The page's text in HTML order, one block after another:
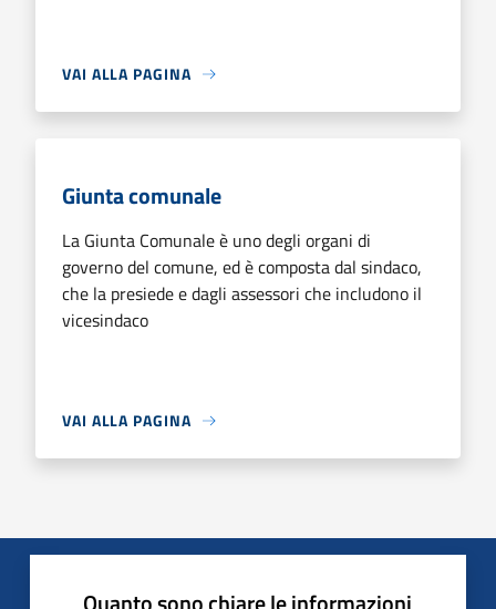
VAI ALLA PAGINA
Giunta comunale
La Giunta Comunale è uno degli organi di
governo del comune, ed è composta dal sindaco,
che la presiede e dagli assessori che includono il
vicesindaco
VAI ALLA PAGINA